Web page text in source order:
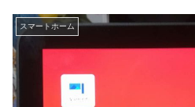
スマートホーム